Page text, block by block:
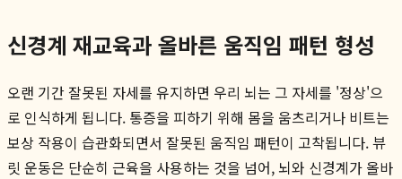
신경계 재교육과 올바른 움직임 패턴 형성
오랜 기간 잘못된 자세를 유지하면 우리 뇌는 그 자세를 '정상'으
로 인식하게 됩니다. 통증을 피하기 위해 몸을 움츠리거나 비트는
보상 작용이 습관화되면서 잘못된 움직임 패턴이 고착됩니다. 뷰
릿 운동은 단순히 근육을 사용하는 것을 넘어, 뇌와 신경계가 올바